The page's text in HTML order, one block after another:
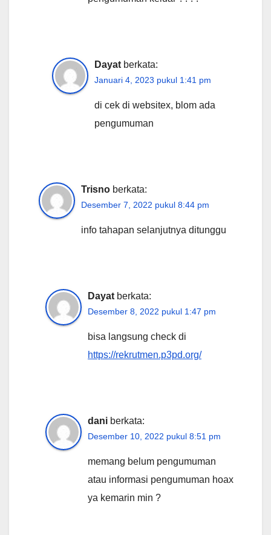
Dayat berkata:
Januari 4, 2023 pukul 1:41 pm
di cek di websitex, blom ada
pengumuman
Trisno berkata:
Desember 7, 2022 pukul 8:44 pm
info tahapan selanjutnya ditunggu
Dayat berkata:
Desember 8, 2022 pukul 1:47 pm
bisa langsung check di
https://rekrutmen.p3pd.org/
dani berkata:
Desember 10, 2022 pukul 8:51 pm
memang belum pengumuman
atau informasi pengumuman hoax
ya kemarin min ?